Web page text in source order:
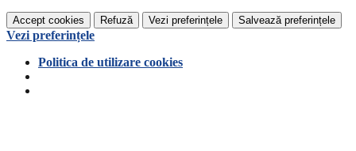
Accept cookies Refuză Vezi preferințele Salvează preferințele
Vezi preferințele
Politica de utilizare cookies